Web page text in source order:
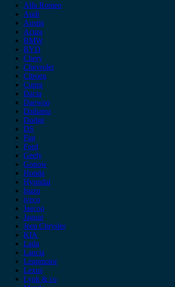
Alfa Romeo
Audi
Austin
Acura
BMW
BYD
Chery
Chevrolet
Citroen
Cupra
Dacia
Daewoo
Daihatsu
Dodge
DS
Fiat
Ford
Geely
Gonow
Honda
Hyundai
Isuzu
iveco
Jaecoo
Jaguar
Jeep Chrysler
KIA
Lada
Lancia
Leapmotor
Lexus
Lynk & co